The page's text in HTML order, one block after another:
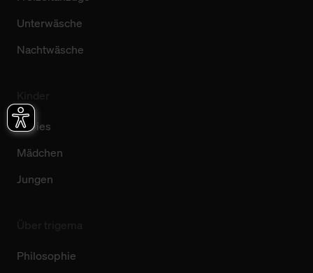
Unterwäsche
Nachtwäsche
Babies
Mädchen
Jungen
Philosophie